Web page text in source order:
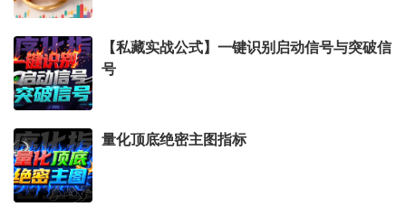
【私藏实战公式】一键识别启动信号与突破信
号
量化顶底绝密主图指标